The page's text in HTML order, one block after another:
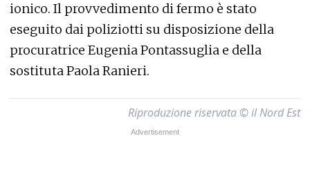
ionico. Il provvedimento di fermo è stato
eseguito dai poliziotti su disposizione della
procuratrice Eugenia Pontassuglia e della
sostituta Paola Ranieri.
Riproduzione riservata © il Nord Est